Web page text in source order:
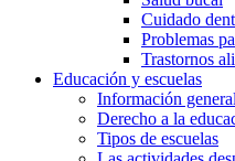
Cuidado
Problemas
Trastornos
Educación y escuelas
Información general
Derecho a la
Tipos de escuelas